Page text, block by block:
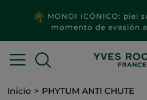
MONOI ICÓNICO: piel
momento de evasión
Inicio PHYTUM ANTI CHUTE